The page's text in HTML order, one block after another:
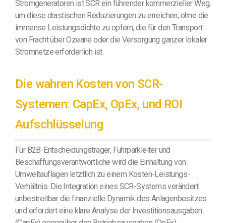
Stromgeneratoren ist SCR ein führender kommerzieller Weg,
um diese drastischen Reduzierungen zu erreichen, ohne die
immense Leistungsdichte zu opfern, die für den Transport
von Fracht über Ozeane oder die Versorgung ganzer lokaler
Stromnetze erforderlich ist.
Die wahren Kosten von SCR-
Systemen: CapEx, OpEx, und ROI
Aufschlüsselung
Für B2B-Entscheidungsträger, Fuhrparkleiter und
Beschaffungsverantwortliche wird die Einhaltung von
Umweltauflagen letztlich zu einem Kosten-Leistungs-
Verhältnis. Die Integration eines SCR-Systems verändert
unbestreitbar die finanzielle Dynamik des Anlagenbesitzes
und erfordert eine klare Analyse der Investitionsausgaben